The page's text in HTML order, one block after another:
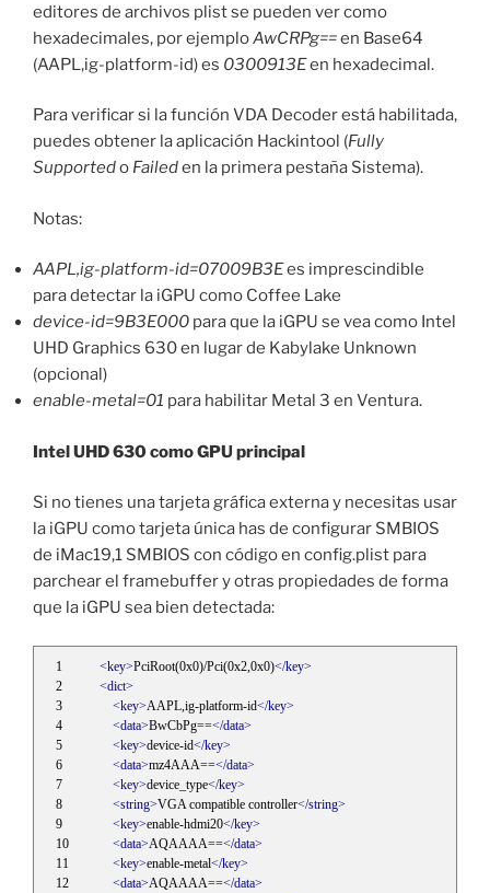
editores de archivos plist se pueden ver como
hexadecimales, por ejemploAwCRPg==en Base64
(AAPL,ig-platform-id) es 0300913Een hexadecimal.
Para verificar si la función VDA Decoder está habilitada,
puedes obtener la aplicación Hackintool (Fully
Supportedo Faileden la primera pestaña Sistema).
Notas:
AAPL,ig-platform-id=07009B3Ees imprescindible
para detectar la iGPU como Coffee Lake
device-id=9B3E000 para que la iGPU se vea como Intel
UHD Graphics 630 en lugar de Kabylake Unknown
(opcional)
enable-metal=01 para habilitar Metal 3 en Ventura.
Intel UHD 630 como GPU principal
Si no tienes una tarjeta gráfica externa y necesitas usar
la iGPU como tarjeta única has de configurar SMBIOS
de iMac19,1 SMBIOS con código en config.plist para
parchear el framebuffer y otras propiedades de forma
que la iGPU sea bien detectada:
<key>PciRoot(0x0)/Pci(0x2,0x0)</key>
<dict>
<key>AAPL,ig-platform-id</key>
<data>BwCbPg==</data>
<key>device-id</key>
<data>mz4AAA==</data>
<key>device_type</key>
<string>VGA compatible controller</string>
<key>enable-hdmi20</key>
<data>AQAAAA==</data>
<key>enable-metal</key>
<data>AQAAAA==</data>